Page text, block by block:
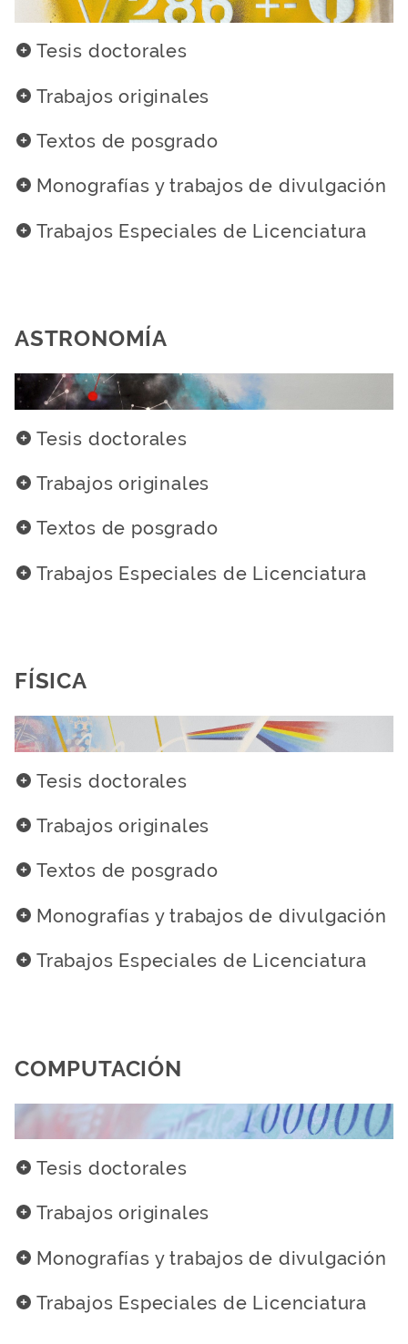
Tesis doctorales
Trabajos originales
Textos de posgrado
Monografías y trabajos de divulgación
Trabajos Especiales de Licenciatura
ASTRONOMÍA
Tesis doctorales
Trabajos originales
Textos de posgrado
Trabajos Especiales de Licenciatura
FÍSICA
Tesis doctorales
Trabajos originales
Textos de posgrado
Monografías y trabajos de divulgación
Trabajos Especiales de Licenciatura
COMPUTACIÓN
Tesis doctorales
Trabajos originales
Monografías y trabajos de divulgación
Trabajos Especiales de Licenciatura